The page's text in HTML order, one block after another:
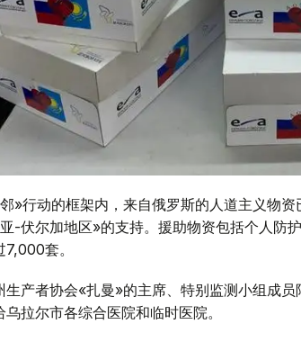
»行动的框架内，来自俄罗斯的人道主义物
-伏尔加地区»的支持。援助物资包括个人防
7,000套。
生产者协会«扎曼»的主席、特别监测小组成
乌拉尔市各综合医院和临时医院。